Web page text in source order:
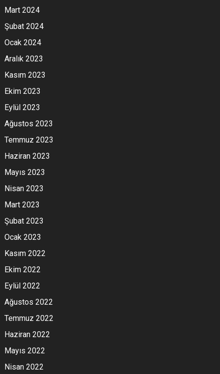
Mart 2024
Şubat 2024
Ocak 2024
Aralık 2023
Kasım 2023
Ekim 2023
Eylül 2023
Ağustos 2023
Temmuz 2023
Haziran 2023
Mayıs 2023
Nisan 2023
Mart 2023
Şubat 2023
Ocak 2023
Kasım 2022
Ekim 2022
Eylül 2022
Ağustos 2022
Temmuz 2022
Haziran 2022
Mayıs 2022
Nisan 2022